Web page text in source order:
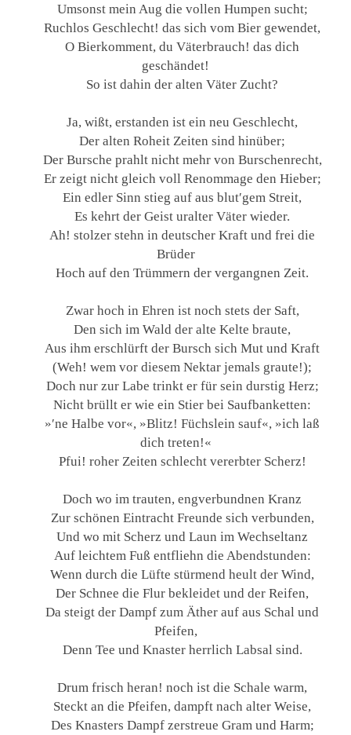
Umsonst mein Aug die vollen Humpen sucht;
Ruchlos Geschlecht! das sich vom Bier gewendet,
O Bierkomment, du Väterbrauch! das dich
geschändet!
So ist dahin der alten Väter Zucht?
Ja, wißt, erstanden ist ein neu Geschlecht,
Der alten Roheit Zeiten sind hinüber;
Der Bursche prahlt nicht mehr von Burschenrecht,
Er zeigt nicht gleich voll Renommage den Hieber;
Ein edler Sinn stieg auf aus blut′gem Streit,
Es kehrt der Geist uralter Väter wieder.
Ah! stolzer stehn in deutscher Kraft und frei die
Brüder
Hoch auf den Trümmern der vergangnen Zeit.
Zwar hoch in Ehren ist noch stets der Saft,
Den sich im Wald der alte Kelte braute,
Aus ihm erschlürft der Bursch sich Mut und Kraft
(Weh! wem vor diesem Nektar jemals graute!);
Doch nur zur Labe trinkt er für sein durstig Herz;
Nicht brüllt er wie ein Stier bei Saufbanketten:
»′ne Halbe vor«, »Blitz! Füchslein sauf«, »ich laß
dich treten!«
Pfui! roher Zeiten schlecht vererbter Scherz!
Doch wo im trauten, engverbundnen Kranz
Zur schönen Eintracht Freunde sich verbunden,
Und wo mit Scherz und Laun im Wechseltanz
Auf leichtem Fuß entfliehn die Abendstunden:
Wenn durch die Lüfte stürmend heult der Wind,
Der Schnee die Flur bekleidet und der Reifen,
Da steigt der Dampf zum Äther auf aus Schal und
Pfeifen,
Denn Tee und Knaster herrlich Labsal sind.
Drum frisch heran! noch ist die Schale warm,
Steckt an die Pfeifen, dampft nach alter Weise,
Des Knasters Dampf zerstreue Gram und Harm;